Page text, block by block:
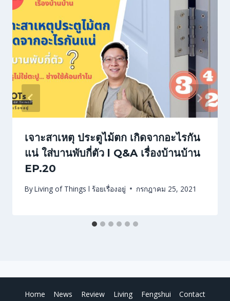
เจาะสาเหตุ ประตูไม้ตก เกิดจากอะไรกัน
แน่ ใส่บานพับกี่ตัว l Q&A เรื่องบ้านบ้าน
EP.20
ByLiving of Things l ร้อยเรื่องอยู่ กรกฎาคม 25, 2021
Home News Review Living Fengshui Contact